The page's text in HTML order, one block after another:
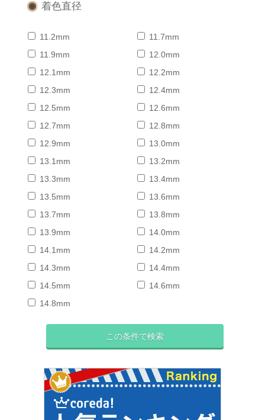
着色直径
11.2mm
11.7mm
11.9mm
12.0mm
12.1mm
12.2mm
12.3mm
12.4mm
12.5mm
12.6mm
12.7mm
12.8mm
12.9mm
13.0mm
13.1mm
13.2mm
13.3mm
13.4mm
13.5mm
13.6mm
13.7mm
13.8mm
13.9mm
14.0mm
14.1mm
14.2mm
14.3mm
14.4mm
14.5mm
14.6mm
14.8mm